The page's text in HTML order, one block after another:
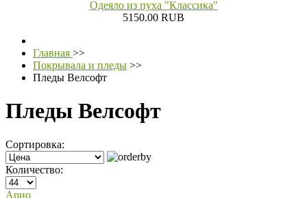
Одеяло из пуха "Классика"
5150.00 RUB
Главная >>
Покрывала и пледы >>
Пледы Велсофт
Пледы Велсофт
Сортировка:
Количество:
Арио